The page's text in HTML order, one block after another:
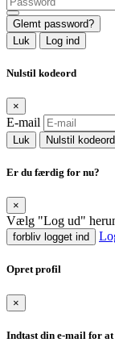
Glemt password?
Luk
Log ind
Nulstil kodeord
×
E-mail
Luk Nulstil kodeord
Er du færdig for nu?
×
Vælg "Log ud"
forbliv logget ind
Opret profil
×
Indtast din e-mail for